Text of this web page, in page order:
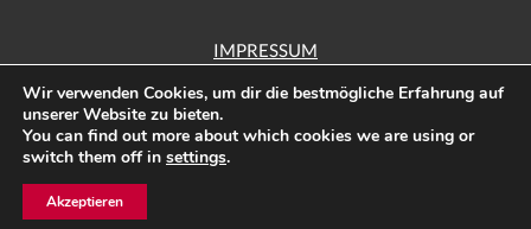
IMPRESSUM
DATENSCHUTZ
Gruppemach artim Hönower Bürgerverein e.V. © Copyright 2026
Wir verwenden Cookies, um dir die bestmögliche Erfahrung auf
unserer Website zu bieten.
You can find out more about which cookies we are using or
switch them off in settings.
Akzeptieren